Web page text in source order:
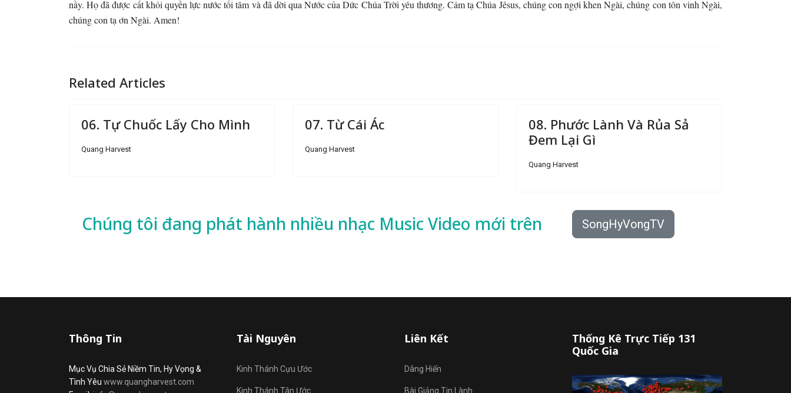
nầy. Họ đã được cất khỏi quyền lực nước tối tăm và đã dời qua Nước của Dức Chúa Trời yêu thương. Cảm tạ Chúa Jêsus, chúng con ngợi khen Ngài, chúng con tôn vinh Ngài,
chúng con tạ ơn Ngài. Amen!
Related Articles
06. Tự Chuốc Lấy Cho Mình
Quang Harvest
07. Từ Cái Ác
Quang Harvest
08. Phước Lành Và Rủa Sả
Đem Lại Gì
Quang Harvest
Chúng tôi đang phát hành nhiều nhạc Music Video mới trên SongHyVongTV
Thông Tin
Mục Vụ Chia Sẻ Niềm Tin, Hy Vọng &
Tình Yêu www.quangharvest.com
Tài Nguyên
Kinh Thánh Cựu Ước
Kinh Thánh Tân Ước
Liên Kết
Dâng Hiến
Bài Giảng Tin Lành
Thống Kê Trực Tiếp 131
Quốc Gia